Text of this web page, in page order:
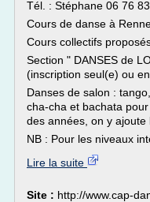
Tél. : Stéphane 06 76
Cours de danse à
Cours collectifs
Section " DANSES de
(inscription seul(e) ou
Danses de salon :
cha-cha et bachata
des années, on y ajoute
NB : Pour les niveaux
Lire la suite
Site : http://www.cap-